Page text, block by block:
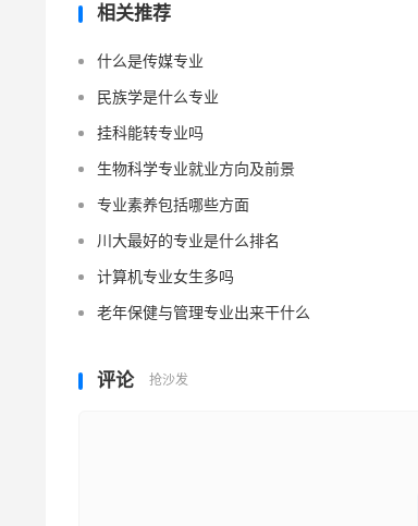
相关推荐
什么是传媒专业
民族学是什么专业
挂科能转专业吗
生物科学专业就业方向及前景
专业素养包括哪些方面
川大最好的专业是什么排名
计算机专业女生多吗
老年保健与管理专业出来干什么
评论 抢沙发